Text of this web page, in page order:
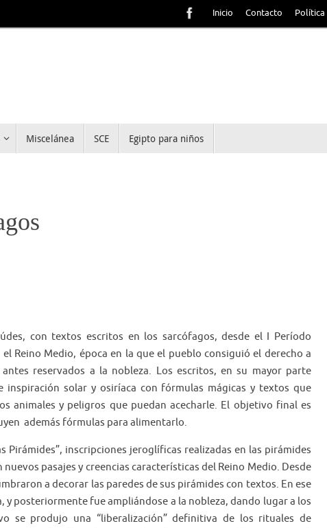
Inicio Contacto Política
Miscelánea SCE Egipto para niños
con textos escritos en los sarcófagos, desde el I Período
Reino Medio, época en la que el pueblo consiguió el derecho a
reservados a la nobleza. Los escritos, en su mayor parte
solar y osiríaca con fórmulas mágicas y textos que
animales y peligros que puedan acecharle. El objetivo final es
además fórmulas para alimentarlo.
Pirámides”, inscripciones jeroglíficas realizadas en las pirámides
pasajes y creencias características del Reino Medio. Desde
a decorar las paredes de sus pirámides con textos. En ese
posteriormente fue ampliándose a la nobleza, dando lugar a los
se produjo una “liberalización” definitiva de los rituales de